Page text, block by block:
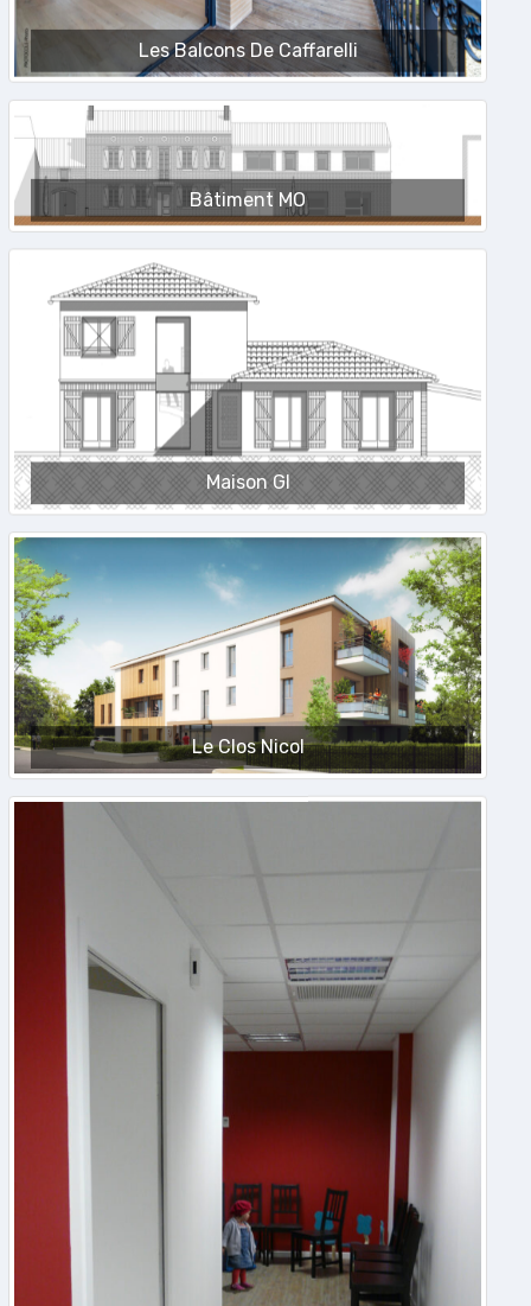
Les Balcons De Caffarelli
Bâtiment MO
Maison GI
Le Clos Nicol